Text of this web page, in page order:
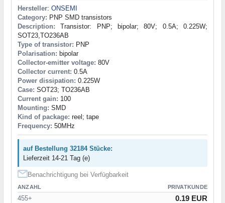
Hersteller: ONSEMI
Category: PNP SMD transistors
Description: Transistor: PNP; bipolar; 80V; 0.5A; 0.225W;
SOT23,TO236AB
Type of transistor: PNP
Polarisation: bipolar
Collector-emitter voltage: 80V
Collector current: 0.5A
Power dissipation: 0.225W
Case: SOT23; TO236AB
Current gain: 100
Mounting: SMD
Kind of package: reel; tape
Frequency: 50MHz
auf Bestellung 32184 Stücke:
Lieferzeit 14-21 Tag (e)
Benachrichtigung bei Verfügbarkeit
ANZAHL PRIVATKUNDE
455+ 0.19 EUR